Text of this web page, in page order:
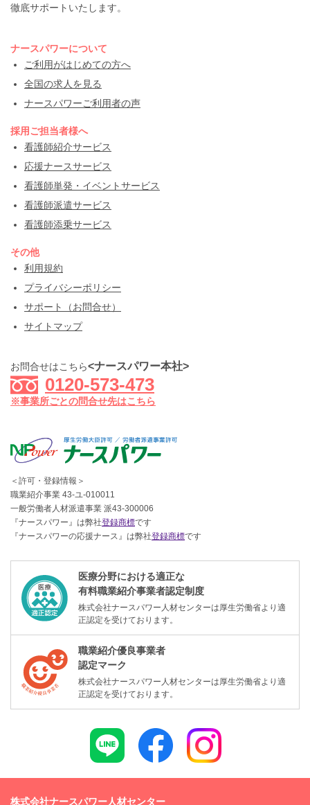
徹底サポートいたします。
ナースパワーについて
ご利用がはじめての方へ
全国の求人を見る
ナースパワーご利用者の声
採用ご担当者様へ
看護師紹介サービス
応援ナースサービス
看護師単発・イベントサービス
看護師派遣サービス
看護師添乗サービス
その他
利用規約
プライバシーポリシー
サポート（お問合せ）
サイトマップ
お問合せはこちら<ナースパワー本社>
0120-573-473
※事業所ごとの問合せ先はこちら
＜許可・登録情報＞
職業紹介事業 43-ユ-010011
一般労働者人材派遣事業 派43-300006
『ナースパワー』は弊社登録商標です
『ナースパワーの応援ナース』は弊社登録商標です
医療分野における適正な
有料職業紹介事業者認定制度
株式会社ナースパワー人材センターは厚生労働省より適
正認定を受けております。
職業紹介優良事業者
認定マーク
株式会社ナースパワー人材センターは厚生労働省より適
正認定を受けております。
株式会社ナースパワー人材センター